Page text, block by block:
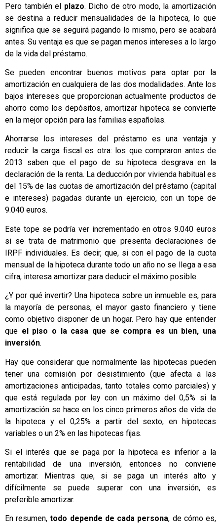
Pero también el plazo. Dicho de otro modo, la amortización
se destina a reducir mensualidades de la hipoteca, lo que
significa que se seguirá pagando lo mismo, pero se acabará
antes. Su ventaja es que se pagan menos intereses a lo largo
de la vida del préstamo.
Se pueden encontrar buenos motivos para optar por la
amortización en cualquiera de las dos modalidades. Ante los
bajos intereses que proporcionan actualmente productos de
ahorro como los depósitos, amortizar hipoteca se convierte
en la mejor opción para las familias españolas.
Ahorrarse los intereses del préstamo es una ventaja y
reducir la carga fiscal es otra: los que compraron antes de
2013 saben que el pago de su hipoteca desgrava en la
declaración de la renta. La deducción por vivienda habitual es
del 15% de las cuotas de amortización del préstamo (capital
e intereses) pagadas durante un ejercicio, con un tope de
9.040 euros.
Este tope se podría ver incrementado en otros 9.040 euros
si se trata de matrimonio que presenta declaraciones de
IRPF individuales. Es decir, que, si con el pago de la cuota
mensual de la hipoteca durante todo un año no se llega a esa
cifra, interesa amortizar para deducir el máximo posible.
¿Y por qué invertir? Una hipoteca sobre un inmueble es, para
la mayoría de personas, el mayor gasto financiero y tiene
como objetivo disponer de un hogar. Pero hay que entender
que el piso o la casa que se compra es un bien, una
inversión.
Hay que considerar que normalmente las hipotecas pueden
tener una comisión por desistimiento (que afecta a las
amortizaciones anticipadas, tanto totales como parciales) y
que está regulada por ley con un máximo del 0,5% si la
amortización se hace en los cinco primeros años de vida de
la hipoteca y el 0,25% a partir del sexto, en hipotecas
variables o un 2% en las hipotecas fijas.
Si el interés que se paga por la hipoteca es inferior a la
rentabilidad de una inversión, entonces no conviene
amortizar. Mientras que, si se paga un interés alto y
difícilmente se puede superar con una inversión, es
preferible amortizar.
En resumen,todo depende de cada persona, de cómo es,